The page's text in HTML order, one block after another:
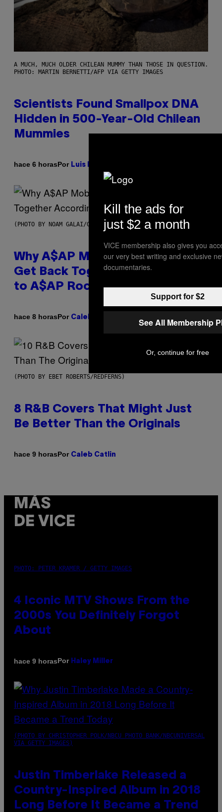
A MUCH, MUCH OLDER CHILEAN MUMMY THAN THOSE IN QUESTION.
PHOTO: MARTIN BERNETTI/AFP VIA GETTY IMAGES
Scientists Found Smallpox DNA
Hidden in 500-Year-Old Chilean
Mummies
hace 6 horasPor Luis Prada
(PHOTO BY NOAM GALAI/GETTY IMAGES FOR TRIBECA FESTIVAL)
Why A$AP Mob Will Never Fully
Get Back Together, According
to A$AP Rocky
hace 8 horasPor Caleb Catlin
(PHOTO BY EBET ROBERTS/REDFERNS)
8 R&B Covers That Might Just
Be Better Than the Originals
hace 9 horasPor Caleb Catlin
MÁS
DE VICE
PHOTO: PETER KRAMER / GETTY IMAGES
4 Iconic MTV Shows From the
2000s You Definitely Forgot
About
hace 9 horasPor Haley Miller
(PHOTO BY CHRISTOPHER POLK/NBCU PHOTO BANK/NBCUNIVERSAL
VIA GETTY IMAGES)
Justin Timberlake Released a
Country-Inspired Album in 2018
Long Before It Became a Trend
Kill the ads for
just $2 a month
VICE membership also gives you
our very best writing and exclusive
documentaries.
Support for $2
See All Membership
Or, continue for free